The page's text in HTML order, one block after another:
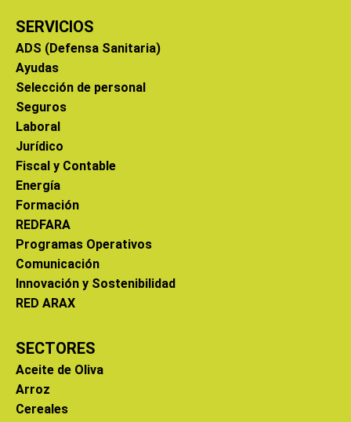
SERVICIOS
ADS (Defensa Sanitaria)
Ayudas
Selección de personal
Seguros
Laboral
Jurídico
Fiscal y Contable
Energía
Formación
REDFARA
Programas Operativos
Comunicación
Innovación y Sostenibilidad
RED ARAX
SECTORES
Aceite de Oliva
Arroz
Cereales